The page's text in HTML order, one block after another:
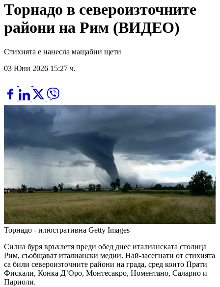
Торнадо в североизточните
райони на Рим (ВИДЕО)
Стихията е нанесла мащабни щети
03 Юни 2026 15:27 ч.
Торнадо - илюстративна Getty Images
Силна буря връхлетя преди обед днес италианската столица
Рим, съобщават италиански медии. Най-засегнати от стихията
са били североизточните райони на града, сред които Прати
Фискали, Конка Д’Оро, Монтесакро, Номентано, Саларио и
Париоли.